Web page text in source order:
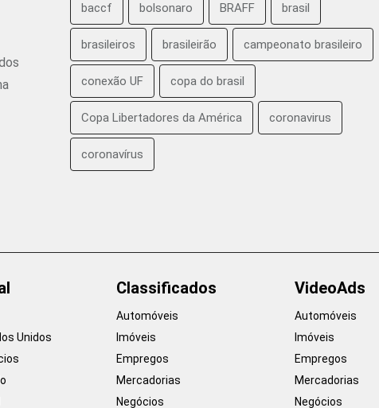
baccf bolsonaro BRAFF brasil
brasileiros brasileirão campeonato brasileiro
conexão UF copa do brasil
Copa Libertadores da América coronavirus
coronavírus
Unidos
Classificados
Automóveis
Imóveis
Empregos
Mercadorias
Negócios
VideoAds
Automóveis
Imóveis
Empregos
Mercadorias
Negócios